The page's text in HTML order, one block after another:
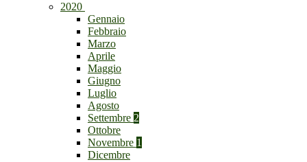
2020
Gennaio
Febbraio
Marzo
Aprile
Maggio
Giugno
Luglio
Agosto
Settembre 2
Ottobre
Novembre 1
Dicembre